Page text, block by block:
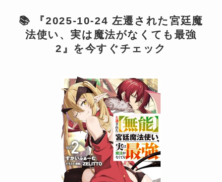
📚 『2025-10-24 左遷された宮廷魔
法使い、実は魔法がなくても最強
2』を今すぐチェック